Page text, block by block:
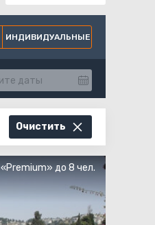
ИНДИВИДУАЛЬНЫЕ
Очистить
«Premium» до 8 чел.